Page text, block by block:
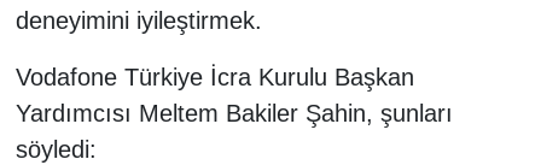
deneyimini iyileştirmek.
Vodafone Türkiye İcra Kurulu Başkan
Yardımcısı Meltem Bakiler Şahin, şunları
söyledi: